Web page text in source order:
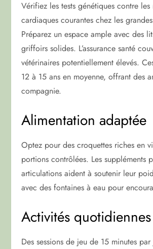
Vérifiez les tests génétiques contre les
cardiaques courantes chez les
Préparez un espace ample avec des
griffoirs solides. L’assurance santé
vétérinaires potentiellement élevés.
12 à 15 ans en moyenne, offrant des
compagnie.
Alimentation adaptée
Optez pour des croquettes riches en
portions contrôlées. Les suppléments
articulations aident à soutenir leur
avec des fontaines à eau pour
Activités quotidiennes
Des sessions de jeu de 15 minutes